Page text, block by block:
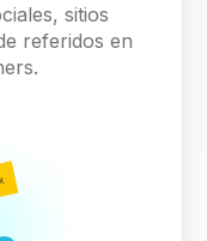
sitios
referidos en